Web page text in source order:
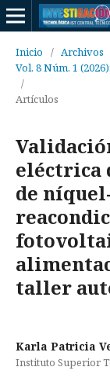
Inicio / Archivos
Vol. 8 Núm. 1
/
Artículos
eléctrica
de
taller
Karla Patricia
Instituto Superior